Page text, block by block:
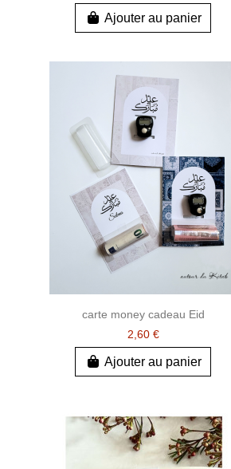
Ajouter au panier
carte money cadeau Eid
2,60 €
Ajouter au panier